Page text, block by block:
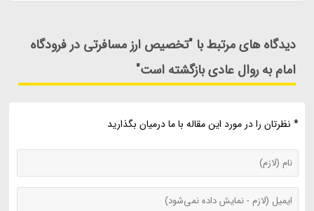
دیدگاه های مرتبط با "تخصیص ارز مسافرتی در فرودگاه
امام به روال عادی بازگشته است"
* نظرتان را در مورد این مقاله با ما درمیان بگذارید